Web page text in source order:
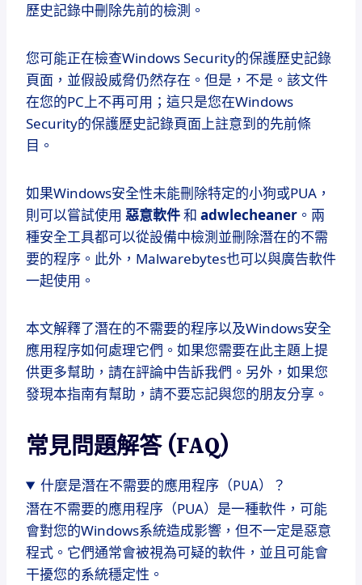
歷史記錄中刪除先前的檢測。
您可能正在檢查Windows Security的保護歷史記錄
頁面，並假設威脅仍然存在。但是，不是。該文件
在您的PC上不再可用；這只是您在Windows
Security的保護歷史記錄頁面上註意到的先前條
目。
如果Windows安全性未能刪除特定的小狗或PUA，
則可以嘗試使用 惡意軟件和 adwlecheaner 。兩
種安全工具都可以從設備中檢測並刪除潛在的不需
要的程序。此外，Malwarebytes也可以與廣告軟件
一起使用。
本文解釋了潛在的不需要的程序以及Windows安全
應用程序如何處理它們。如果您需要在此主題上提
供更多幫助，請在評論中告訴我們。另外，如果您
發現本指南有幫助，請不要忘記與您的朋友分享。
常見問題解答 (FAQ)
什麼是潛在不需要的應用程序（PUA）？
潛在不需要的應用程序（PUA）是一種軟件，可能
會對您的Windows系統造成影響，但不一定是惡意
程式。它們通常會被視為可疑的軟件，並且可能會
干擾您的系統穩定性。